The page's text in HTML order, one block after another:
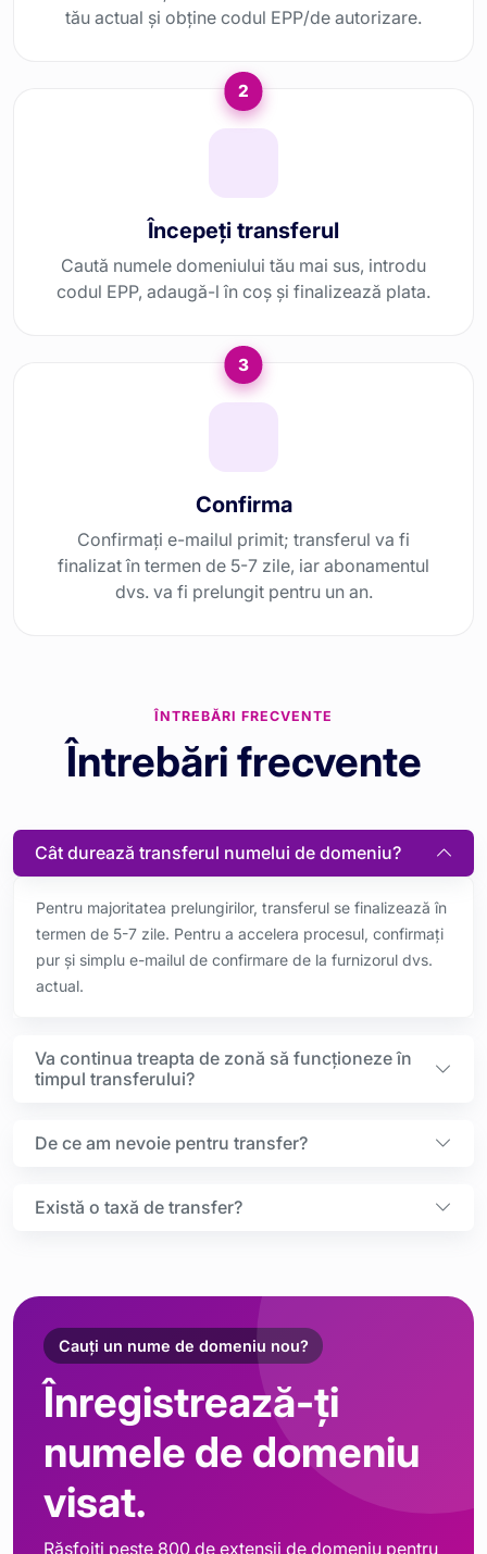
tău actual și obține codul EPP/de autorizare.
2
Începeți transferul
Caută numele domeniului tău mai sus, introdu
codul EPP, adaugă-l în coș și finalizează plata.
3
Confirma
Confirmați e-mailul primit; transferul va fi
finalizat în termen de 5-7 zile, iar abonamentul
dvs. va fi prelungit pentru un an.
ÎNTREBĂRI FRECVENTE
Întrebări frecvente
Cât durează transferul numelui de domeniu?
Pentru majoritatea prelungirilor, transferul se finalizează în
termen de 5-7 zile. Pentru a accelera procesul, confirmați
pur și simplu e-mailul de confirmare de la furnizorul dvs.
actual.
Va continua treapta de zonă să funcționeze în
timpul transferului?
De ce am nevoie pentru transfer?
Există o taxă de transfer?
Cauți un nume de domeniu nou?
Înregistrează-ți
numele de domeniu
visat.
Răsfoiți peste 800 de extensii de domeniu pentru